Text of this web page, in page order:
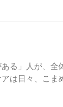
る」人が、
は日々、こま